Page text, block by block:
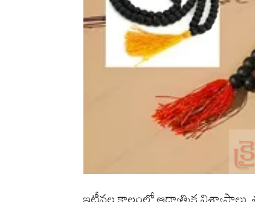
ఇటీవల కాలంలో ఆధ్యాత్మిక విశ్వాసాలు,